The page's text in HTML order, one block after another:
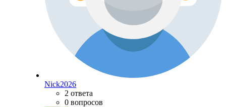
Nick2026
2 ответа
0 вопросов